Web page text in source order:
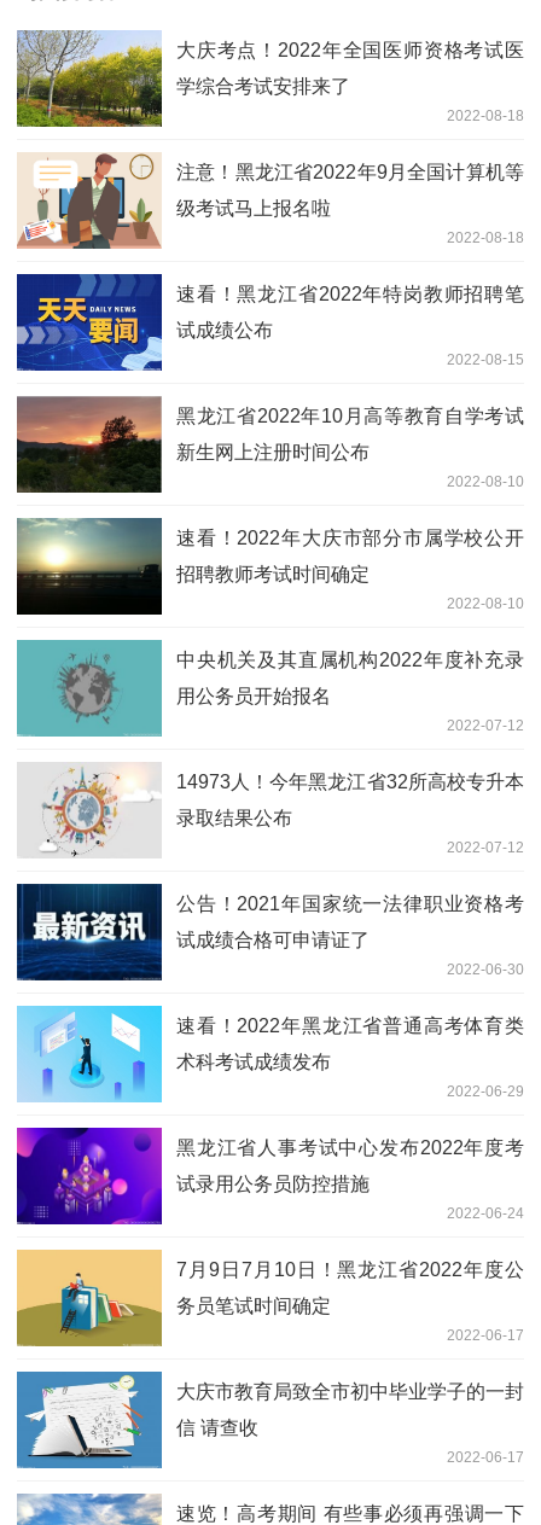
大庆考点！2022年全国医师资格考试医
学综合考试安排来了
2022-08-18
注意！黑龙江省2022年9月全国计算机等
级考试马上报名啦
2022-08-18
速看！黑龙江省2022年特岗教师招聘笔
试成绩公布
2022-08-15
黑龙江省2022年10月高等教育自学考试
新生网上注册时间公布
2022-08-10
速看！2022年大庆市部分市属学校公开
招聘教师考试时间确定
2022-08-10
中央机关及其直属机构2022年度补充录
用公务员开始报名
2022-07-12
14973人！今年黑龙江省32所高校专升本
录取结果公布
2022-07-12
公告！2021年国家统一法律职业资格考
试成绩合格可申请证了
2022-06-30
速看！2022年黑龙江省普通高考体育类
术科考试成绩发布
2022-06-29
黑龙江省人事考试中心发布2022年度考
试录用公务员防控措施
2022-06-24
7月9日7月10日！黑龙江省2022年度公
务员笔试时间确定
2022-06-17
大庆市教育局致全市初中毕业学子的一封
信 请查收
2022-06-17
速览！高考期间 有些事必须再强调一下